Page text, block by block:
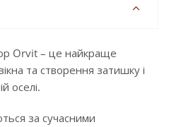
Orvit – це найкраще
та створення затишку і
оселі.
за сучасними